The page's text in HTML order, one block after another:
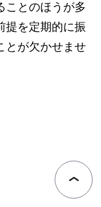
ことのほうが多
提を定期的に振
とが欠かせませ